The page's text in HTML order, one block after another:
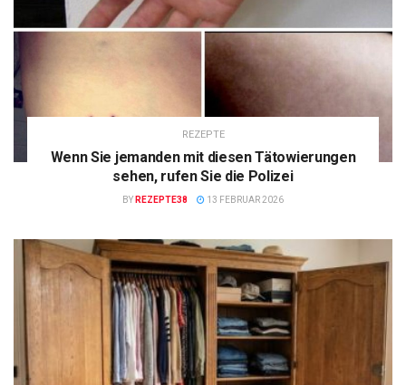
REZEPTE
Wenn Sie jemanden mit diesen Tätowierungen
sehen, rufen Sie die Polizei
BY REZEPTE38 13 FEBRUAR 2026